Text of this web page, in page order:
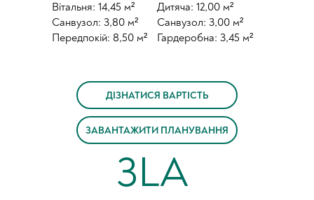
Вітальня: 14,45 м²
Санвузол: 3,80 м²
Передпокій: 8,50 м²
Дитяча: 12,00 м²
Санвузол: 3,00 м²
Гардеробна: 3,45 м²
3LA
ДІЗНАТИСЯ ВАРТІСТЬ
ЗАВАНТАЖИТИ ПЛАНУВАННЯ